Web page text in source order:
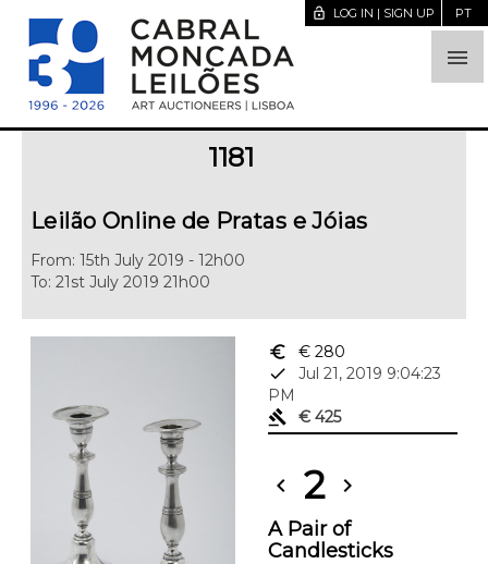

lock_open LOG IN | SIGN UP PT
1181
Leilão Online de Pratas e Jóias
From: 15th July 2019 - 12h00
To: 21st July 2019 21h00
euro_symbol
€ 280
done
Jul 21, 2019 9:04:23
PM
gavel
€ 425
chevron_left 2 chevron_right
A Pair of
Candlesticks